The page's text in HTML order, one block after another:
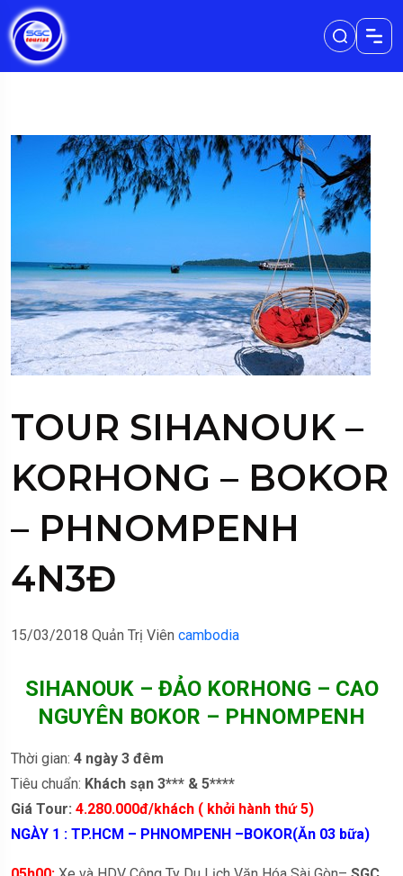
TOUR SIHANOUK –
KORHONG – BOKOR
– PHNOMPENH
4N3Đ
15/03/2018 Quản Trị Viên cambodia
SIHANOUK – ĐẢO KORHONG – CAO
NGUYÊN BOKOR – PHNOMPENH
Thời gian: 4 ngày 3 đêm
Tiêu chuẩn: Khách sạn 3*** & 5****
Giá Tour: 4.280.000đ/khách ( khởi hành thứ 5)
NGÀY 1 : TP.HCM – PHNOMPENH –BOKOR(Ăn 03 bữa)